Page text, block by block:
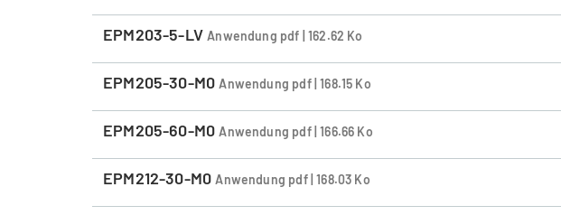
EPM203-5-LVAnwendung pdf | 162.62 Ko
EPM205-30-M0Anwendung pdf | 168.15 Ko
EPM205-60-M0Anwendung pdf | 166.66 Ko
EPM212-30-M0Anwendung pdf | 168.03 Ko